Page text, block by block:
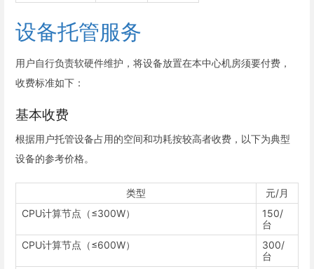
设备托管服务
用户自行负责软硬件维护，将设备放置在本中心机房须要付费，
收费标准如下：
基本收费
根据用户托管设备占用的空间和功耗按较高者收费，以下为典型
设备的参考价格。
类型
元/月
CPU计算节点（≤300W）
150/
台
CPU计算节点（≤600W）
300/
台